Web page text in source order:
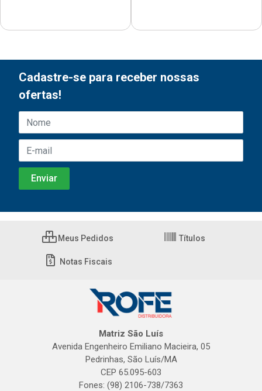
Cadastre-se para receber nossas
ofertas!
Meus Pedidos Títulos
Notas Fiscais
Matriz São Luís
Avenida Engenheiro Emiliano Macieira, 05
Pedrinhas, São Luís/MA
CEP 65.095-603
Fones: (98) 2106-738/7363